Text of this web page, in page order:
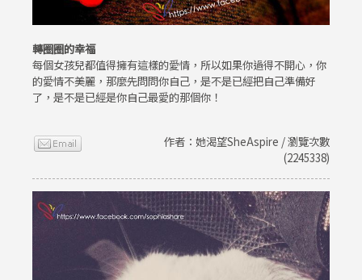
轉圈圈的幸福
每個女孩兒都值得擁有這樣的愛情，所以如果你過得不開心，你
的愛情不美麗，那麼先問問你自己，是不是已經把自己準備好
了，是不是已經是你自己最愛的那個你！
作者：她渴望SheAspire / 瀏覽次數
(2245338)